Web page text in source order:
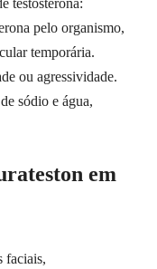
pelo organismo,
temporária.
ou agressividade.
sódio e água,
em
faciais,